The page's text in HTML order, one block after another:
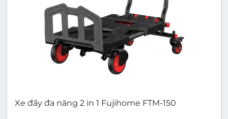
Xe đẩy đa năng 2 in 1 Fujihome FTM-150